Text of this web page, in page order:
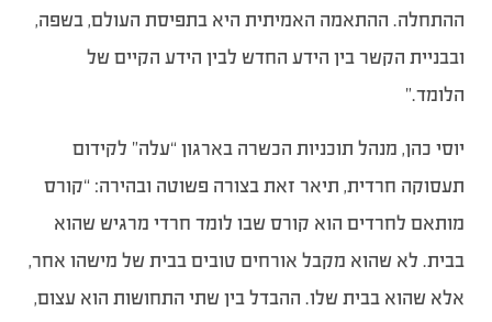
ההתחלה. ההתאמה האמיתית היא בתפיסת העולם, בשפה,
ובבניית הקשר בין הידע החדש לבין הידע הקיים של
הלומד.”
יוסי כהן, מנהל תוכניות הכשרה בארגון “עלה” לקידום
תעסוקה חרדית, תיאר זאת בצורה פשוטה ובהירה: “קורס
מותאם לחרדים הוא קורס שבו לומד חרדי מרגיש שהוא
בבית. לא שהוא מקבל אורחים טובים בבית של מישהו אחר,
אלא שהוא בבית שלו. ההבדל בין שתי התחושות הוא עצום,